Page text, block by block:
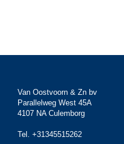
Van Oostvoorn & Zn bv
Parallelweg West 45A
4107 NA Culemborg
Tel. +31345515262